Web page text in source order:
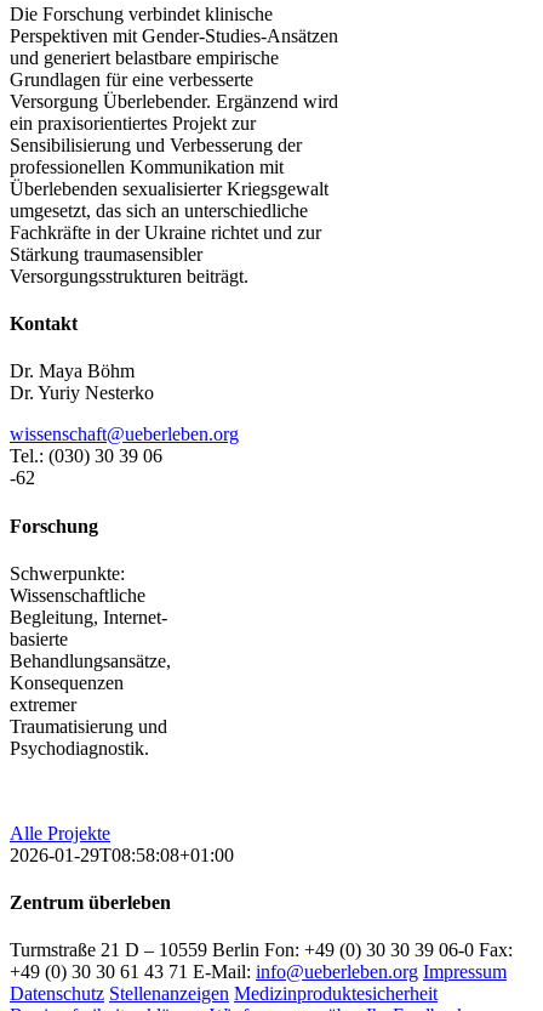
Die Forschung verbindet klinische
Perspektiven mit Gender-Studies-Ansätzen
und generiert belastbare empirische
Grundlagen für eine verbesserte
Versorgung Überlebender. Ergänzend wird
ein praxisorientiertes Projekt zur
Sensibilisierung und Verbesserung der
professionellen Kommunikation mit
Überlebenden sexualisierter Kriegsgewalt
umgesetzt, das sich an unterschiedliche
Fachkräfte in der Ukraine richtet und zur
Stärkung traumasensibler
Versorgungsstrukturen beiträgt.
Kontakt
Dr. Maya Böhm
Dr. Yuriy Nesterko
wissenschaft@ueberleben.org
Tel.: (030) 30 39 06
-62
Forschung
Schwerpunkte:
Wissenschaftliche
Begleitung, Internet-
basierte
Behandlungsansätze,
Konsequenzen
extremer
Traumatisierung und
Psychodiagnostik.
Alle Projekte
2026-01-29T08:58:08+01:00
Zentrum überleben
Turmstraße 21 D – 10559 Berlin Fon: +49 (0) 30 30 39 06-0 Fax:
+49 (0) 30 30 61 43 71 E-Mail: info@ueberleben.org Impressum
Datenschutz Stellenanzeigen Medizinproduktesicherheit